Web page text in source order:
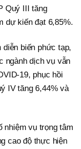
Quý III tăng
dự kiến đạt 6,85%.
diễn biến phức tạp,
ngành dịch vụ vẫn
19, phục hồi
IV tăng 6,44% và
nhiệm vụ trọng tâm
cao độ thực hiện